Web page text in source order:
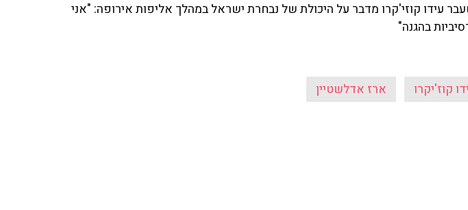
עידו קוזי'קרו מדבר על היכולת של נבחרת ישראל במהלך אליפות אירופה: "אני
בהגנה"
קוז'יקרו ארז אדלשטיין